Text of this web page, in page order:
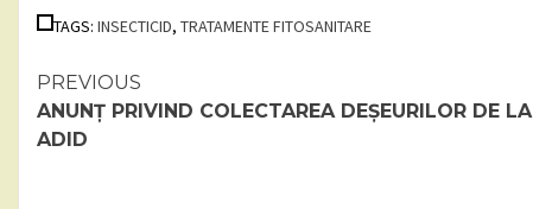
TAGS: INSECTICID, TRATAMENTE FITOSANITARE
Continue
Reading
PREVIOUS
ANUNȚ PRIVIND COLECTAREA DEȘEURILOR DE LA
ADID